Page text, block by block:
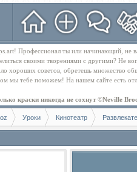
Профессионал ты или начинающий,
своими творениями с другими? Не
хороших советов, обретешь множество
мы тебе поможем! На нашем сайте есть
краски никогда не сохнут ©Neville
Уроки Кинотеатр